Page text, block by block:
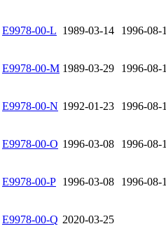
E9978-00-L 1989-03-14 1996-08-
E9978-00-M 1989-03-29 1996-08-
E9978-00-N 1992-01-23 1996-08-
E9978-00-O 1996-03-08 1996-08-
E9978-00-P 1996-03-08 1996-08-
E9978-00-Q 2020-03-25